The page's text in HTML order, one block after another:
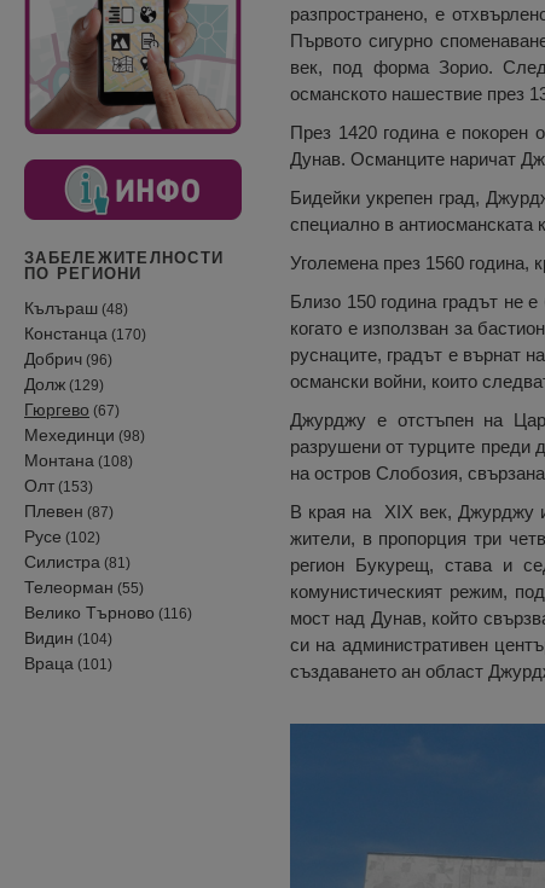
ЗАБЕЛЕЖИТЕЛНОСТИ
ПО РЕГИОНИ
Кълъраш (48)
Констанца (170)
Добрич (96)
Долж (129)
Гюргево (67)
Мехединци (98)
Монтана (108)
Олт (153)
Плевен (87)
Русе (102)
Силистра (81)
Телеорман (55)
Велико Търново (116)
Видин (104)
Враца (101)
разпространено, е
Първото сигурно
век, под форма Зорио.
османското нашествие през
През 1420 година е покорен
Дунав. Османците наричат
Бидейки укрепен град,
специално в антиосманската
Уголемена през 1560 година,
Близо 150 година градът не
когато е използван за
руснаците, градът е върнат
османски войни, които
Джурджу е отстъпен на
разрушени от турците преди
на остров Слобозия,
В края на XIX век, Джурджу
жители, в пропорция три
регион Букурещ, става и
комунистическият режим,
мост над Дунав, който
си на административен
създаването ан област